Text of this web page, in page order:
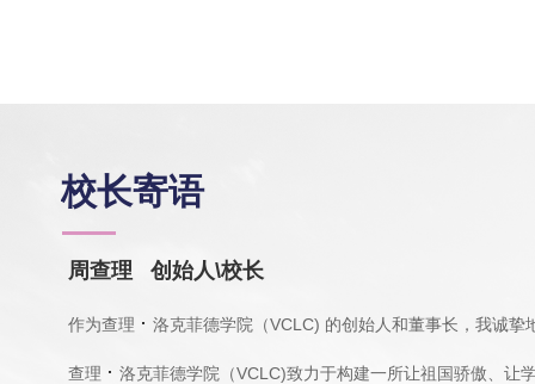
校长寄语
周查理 创始人\校长
作为查理 · 洛克菲德学院（VCLC) 的创始人和董事长，我诚挚
查理 · 洛克菲德学院（VCLC)致力于构建一所让祖国骄傲、让